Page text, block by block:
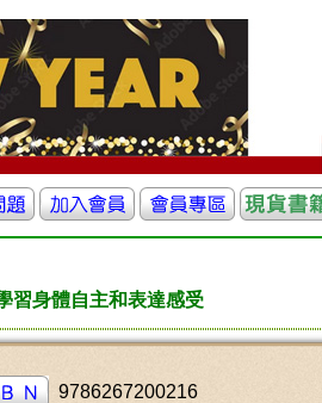
習身體自主和表達感受
9786267200216